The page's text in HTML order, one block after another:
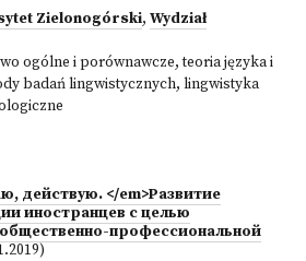
Zielonogórski, Wydział
ogólne i porównawcze, teoria języka i
badań lingwistycznych, lingwistyka
действую. </em>Развитие
иностранцев с целью
профессиональной